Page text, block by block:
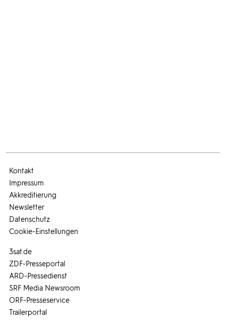
3sat.de
ZDF-Presseportal
ARD-Pressedienst
SRF Media Newsroom
ORF-Presseservice
Trailerportal
Kontakt
Impressum
Akkreditierung
Newsletter
Datenschutz
Cookie-Einstellungen